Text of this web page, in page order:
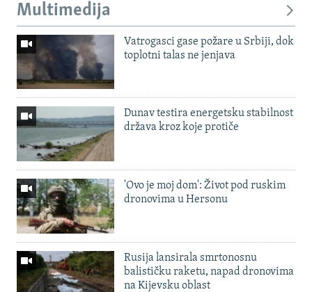
Multimedija
Vatrogasci gase požare u Srbiji, dok
toplotni talas ne jenjava
Dunav testira energetsku stabilnost
država kroz koje protiče
'Ovo je moj dom': Život pod ruskim
dronovima u Hersonu
Rusija lansirala smrtonosnu
balističku raketu, napad dronovima
na Kijevsku oblast